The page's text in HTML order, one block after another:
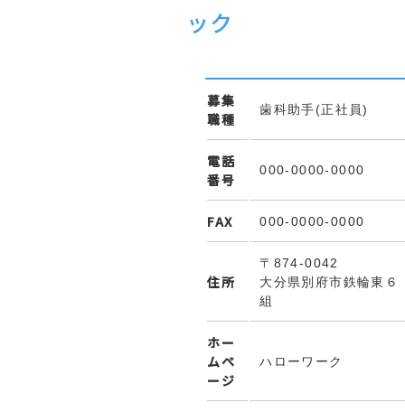
ック
募集
職種
歯科助手(正社員)
電話
番号
000-0000-0000
FAX 000-0000-0000
住所
〒874-0042
大分県別府市鉄輪東６
組
ホー
ムペ
ージ
ハローワーク